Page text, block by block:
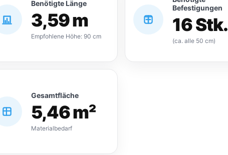
Benötigte Länge
3,59 m
Empfohlene Höhe: 90 cm
Befestigungen
16 Stk.
(ca. alle 50 cm)
Gesamtfläche
5,46 m²
Materialbedarf